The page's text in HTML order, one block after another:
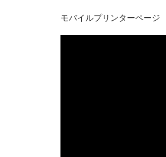
モバイルプリンターページ